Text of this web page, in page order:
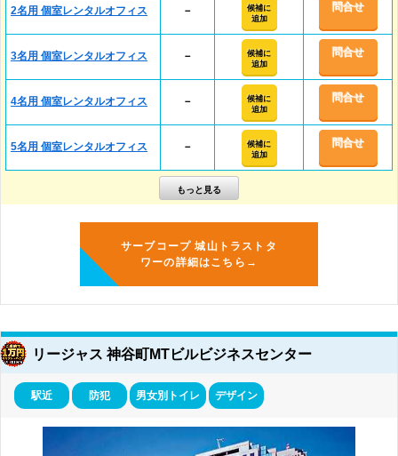
2名用 個室レンタルオフィス －
候補に
追加
問合せ
3名用 個室レンタルオフィス －
候補に
追加
問合せ
4名用 個室レンタルオフィス －
候補に
追加
問合せ
5名用 個室レンタルオフィス －
候補に
追加
問合せ
サーブコープ 城山トラストタ
ワーの詳細はこちら→
リージャス 神谷町MTビルビジネスセンター
駅近 防犯 男女別トイレ デザイン